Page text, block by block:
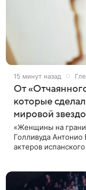
15 минут назад
От
которые
мировой
«Женщины на грани
Голливуда
актеров